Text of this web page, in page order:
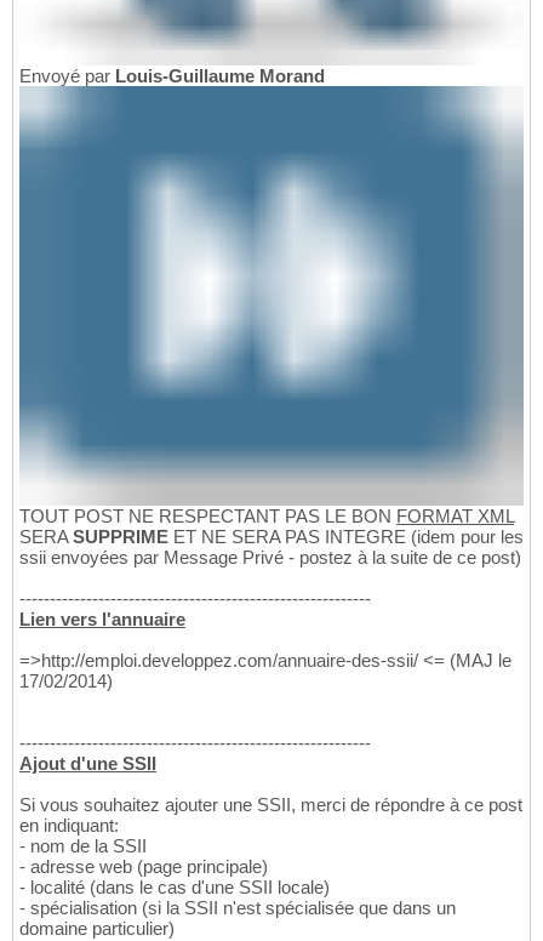
Envoyé par Louis-Guillaume Morand
TOUT POST NE RESPECTANT PAS LE BON FORMAT XML
SERASUPPRIME ET NE SERA PAS INTEGRE (idem pour les
ssii envoyées par Message Privé - postez à la suite de ce post)
----------------------------------------------------------
Lien vers l'annuaire
=>http://emploi.developpez.com/annuaire-des-ssii/ <= (MAJ le
17/02/2014)
----------------------------------------------------------
Ajout d'une SSII
Si vous souhaitez ajouter une SSII, merci de répondre à ce post
en indiquant:
- nom de la SSII
- adresse web (page principale)
- localité (dans le cas d'une SSII locale)
- spécialisation (si la SSII n'est spécialisée que dans un
domaine particulier)